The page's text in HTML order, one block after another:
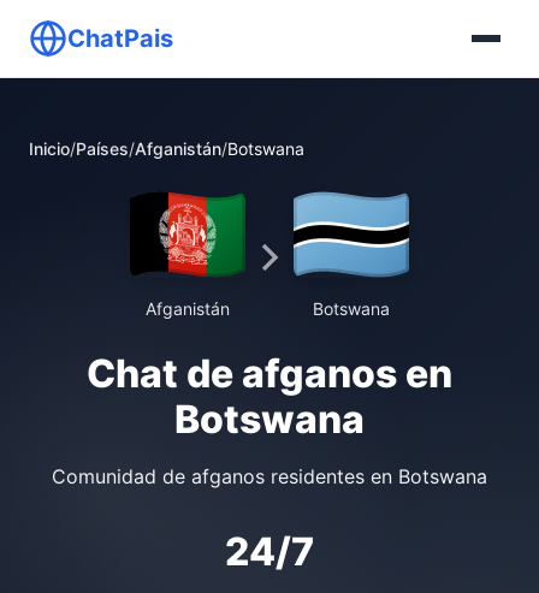
ChatPais
Inicio/Países/Afganistán/Botswana
Afganistán Botswana
Chat de afganos en
Botswana
Comunidad de afganos residentes en Botswana
24/7